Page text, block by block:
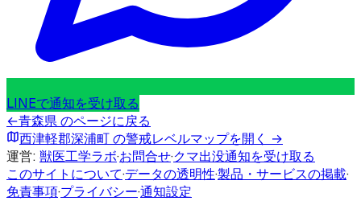
LINEで通知を受け取る
←青森県のページに戻る
西津軽郡深浦町の警戒レベルマップを開く →
運営: 獣医工学ラボ·お問合せ·クマ出没通知を受け取る
このサイトについて·データの透明性·製品・サービスの掲載·
免責事項·プライバシー·通知設定